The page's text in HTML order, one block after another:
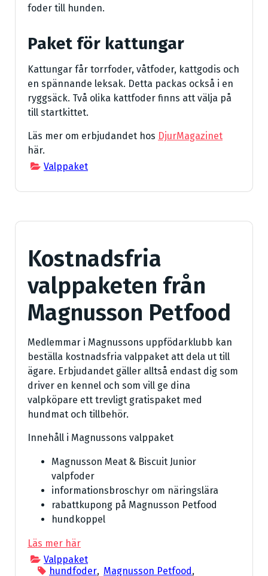
foder till hunden.
Paket för kattungar
Kattungar får torrfoder, våtfoder, kattgodis och
en spännande leksak. Detta packas också i en
ryggsäck. Två olika kattfoder finns att välja på
till startkittet.
Läs mer om erbjudandet hos DjurMagazinet
här.
Valppaket
Kostnadsfria
valppaketen från
Magnusson Petfood
Medlemmar i Magnussons uppfödarklubb kan
beställa kostnadsfria valppaket att dela ut till
ägare. Erbjudandet gäller alltså endast dig som
driver en kennel och som vill ge dina
valpköpare ett trevligt gratispaket med
hundmat och tillbehör.
Innehåll i Magnussons valppaket
Magnusson Meat & Biscuit Junior
valpfoder
informationsbroschyr om näringslära
rabattkupong på Magnusson Petfood
hundkoppel
Läs mer här
Valppaket
hundfoder, Magnusson Petfood,